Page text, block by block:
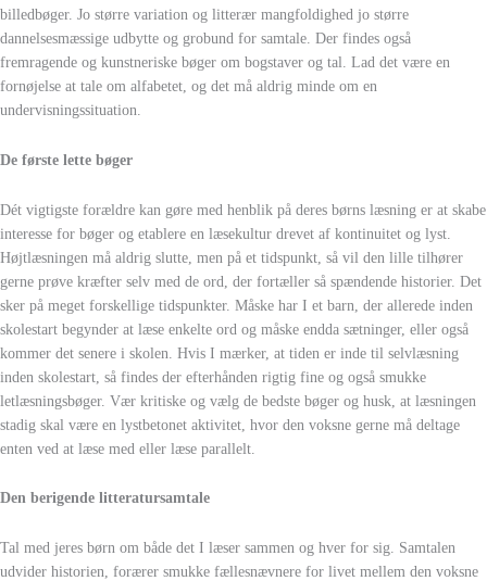
billedbøger. Jo større variation og litterær mangfoldighed jo større
dannelsesmæssige udbytte og grobund for samtale. Der findes også
fremragende og kunstneriske bøger om bogstaver og tal. Lad det være en
fornøjelse at tale om alfabetet, og det må aldrig minde om en
undervisningssituation.
De første lette bøger
Dét vigtigste forældre kan gøre med henblik på deres børns læsning er at skabe
interesse for bøger og etablere en læsekultur drevet af kontinuitet og lyst.
Højtlæsningen må aldrig slutte, men på et tidspunkt, så vil den lille tilhører
gerne prøve kræfter selv med de ord, der fortæller så spændende historier. Det
sker på meget forskellige tidspunkter. Måske har I et barn, der allerede inden
skolestart begynder at læse enkelte ord og måske endda sætninger, eller også
kommer det senere i skolen. Hvis I mærker, at tiden er inde til selvlæsning
inden skolestart, så findes der efterhånden rigtig fine og også smukke
letlæsningsbøger. Vær kritiske og vælg de bedste bøger og husk, at læsningen
stadig skal være en lystbetonet aktivitet, hvor den voksne gerne må deltage
enten ved at læse med eller læse parallelt.
Den berigende litteratursamtale
Tal med jeres børn om både det I læser sammen og hver for sig. Samtalen
udvider historien, forærer smukke fællesnævnere for livet mellem den voksne